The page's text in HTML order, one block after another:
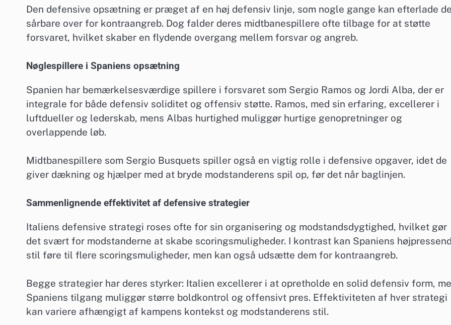
Den defensive opsætning er præget af en høj defensiv linje, som nogle gange kan efterlade
sårbare over for kontraangreb. Dog falder deres midtbanespillere ofte tilbage for at støtte
forsvaret, hvilket skaber en flydende overgang mellem forsvar og angreb.
Nøglespillere i Spaniens opsætning
Spanien har bemærkelsesværdige spillere i forsvaret som Sergio Ramos og Jordi Alba, der er
integrale for både defensiv soliditet og offensiv støtte. Ramos, med sin erfaring, excellerer i
luftdueller og lederskab, mens Albas hurtighed muliggør hurtige genopretninger og
overlappende løb.
Midtbanespillere som Sergio Busquets spiller også en vigtig rolle i defensive opgaver, idet de
giver dækning og hjælper med at bryde modstanderens spil op, før det når baglinjen.
Sammenlignende effektivitet af defensive strategier
Italiens defensive strategi roses ofte for sin organisering og modstandsdygtighed, hvilket gør
det svært for modstanderne at skabe scoringsmuligheder. I kontrast kan Spaniens
stil føre til flere scoringsmuligheder, men kan også udsætte dem for kontraangreb.
Begge strategier har deres styrker: Italien excellerer i at opretholde en solid defensiv form,
Spaniens tilgang muliggør større boldkontrol og offensivt pres. Effektiviteten af hver strategi
kan variere afhængigt af kampens kontekst og modstanderens stil.